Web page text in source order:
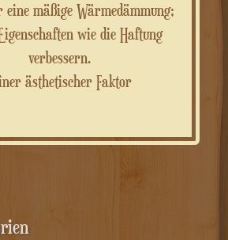
mäßige Wärmedämmung;
wie die Haftung
verbessern.
ästhetischer Faktor